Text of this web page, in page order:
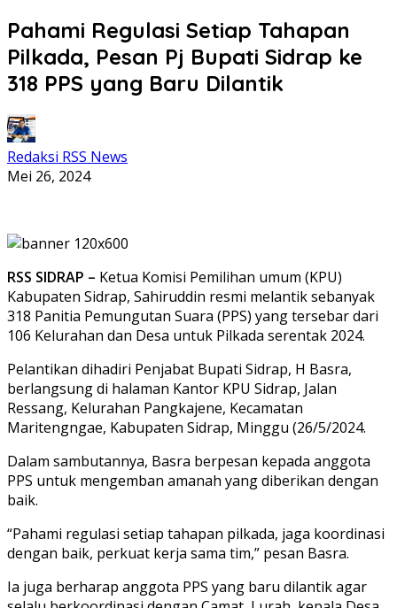
Pahami Regulasi Setiap Tahapan
Pilkada, Pesan Pj Bupati Sidrap ke
318 PPS yang Baru Dilantik
Redaksi RSS News
Mei 26, 2024
RSS SIDRAP – Ketua Komisi Pemilihan umum (KPU)
Kabupaten Sidrap, Sahiruddin resmi melantik sebanyak
318 Panitia Pemungutan Suara (PPS) yang tersebar dari
106 Kelurahan dan Desa untuk Pilkada serentak 2024.
Pelantikan dihadiri Penjabat Bupati Sidrap, H Basra,
berlangsung di halaman Kantor KPU Sidrap, Jalan
Ressang, Kelurahan Pangkajene, Kecamatan
Maritengngae, Kabupaten Sidrap, Minggu (26/5/2024.
Dalam sambutannya, Basra berpesan kepada anggota
PPS untuk mengemban amanah yang diberikan dengan
baik.
“Pahami regulasi setiap tahapan pilkada, jaga koordinasi
dengan baik, perkuat kerja sama tim,” pesan Basra.
Ia juga berharap anggota PPS yang baru dilantik agar